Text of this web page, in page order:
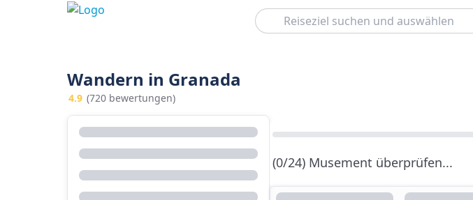
Suchen
Wandern in Granada
4.9 (720 bewertungen)
(0/24) Musement überprüfen...